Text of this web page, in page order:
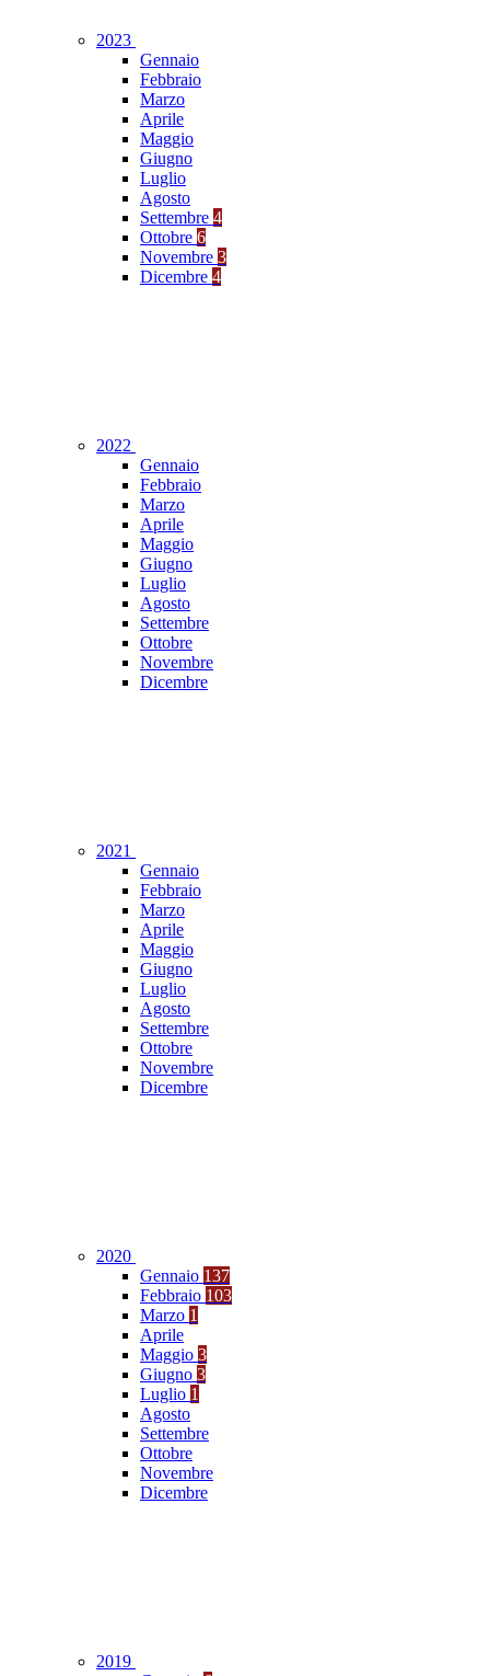
2023
Gennaio
Febbraio
Marzo
Aprile
Maggio
Giugno
Luglio
Agosto
Settembre 4
Ottobre 6
Novembre 3
Dicembre 4
2022
Gennaio
Febbraio
Marzo
Aprile
Maggio
Giugno
Luglio
Agosto
Settembre
Ottobre
Novembre
Dicembre
2021
Gennaio
Febbraio
Marzo
Aprile
Maggio
Giugno
Luglio
Agosto
Settembre
Ottobre
Novembre
Dicembre
2020
Gennaio 137
Febbraio 103
Marzo 1
Aprile
Maggio 3
Giugno 3
Luglio 1
Agosto
Settembre
Ottobre
Novembre
Dicembre
2019